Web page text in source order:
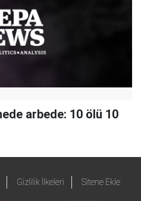
arbede: 10 ölü 10
Gizlilik İlkeleri Sitene Ekle